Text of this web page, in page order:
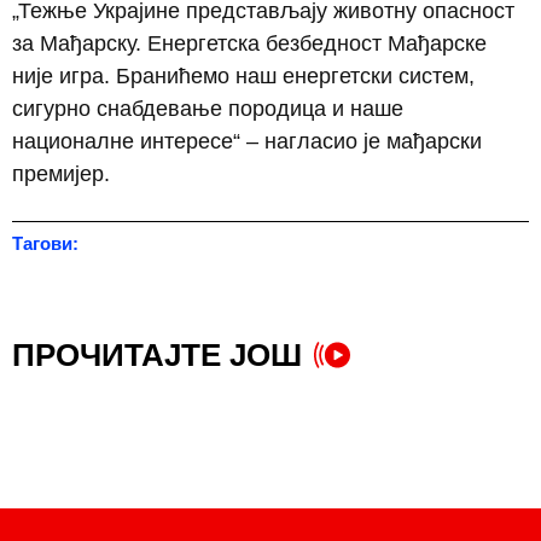
„Тежње Украјине представљају животну опасност
за Мађарску. Енергетска безбедност Мађарске
није игра. Бранићемо наш енергетски систем,
сигурно снабдевање породица и наше
националне интересе“ – нагласио је мађарски
премијер.
Тагови:
ПРОЧИТАЈТЕ ЈОШ